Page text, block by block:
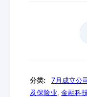
分类: 7月成立公
及保险业, 金融科